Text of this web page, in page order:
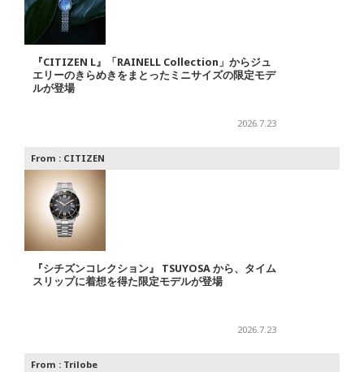
『CITIZEN L』「RAINELL Collection」からジュ
エリーのきらめきをまとったミニサイズの限定モデ
ルが登場
2026.7.23
From : CITIZEN
『シチズンコレクション』 TSUYOSA から、タイム
スリップに着想を得た限定モデルが登場
2026.7.23
From : Trilobe